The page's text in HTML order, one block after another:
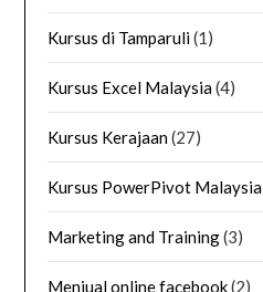
Kursus di Tamparuli(1)
Kursus Excel Malaysia(4)
Kursus Kerajaan(27)
Kursus PowerPivot Malaysia
Marketing and Training(3)
Menjual online facebook(2)